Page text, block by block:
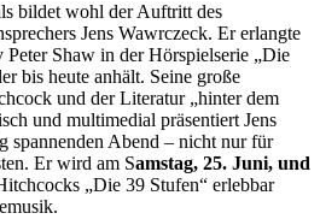
bildet wohl der Auftritt des
Jens Wawrczeck. Er erlangte
Shaw in der Hörspielserie „Die
bis heute anhält. Seine große
und der Literatur „hinter dem
und multimedial präsentiert Jens
spannenden Abend – nicht nur für
Er wird am Samstag, 25. Juni, und
„Die 39 Stufen“ erlebbar